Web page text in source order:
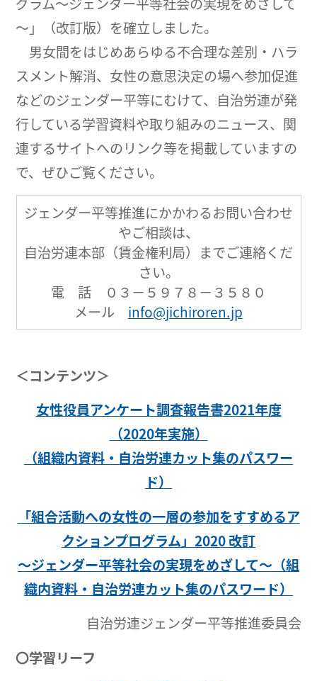
～」（改訂版）を確立しました。
男女間をはじめあらゆる不合理な差別・ハラ
スメント解消、女性の意思決定の場へ参加促進
などのジェンダー平等にむけて、自治労連が発
行している学習資料や取り組みのニュース、関
連するサイトへのリンク等を掲載していますの
で、ぜひご覧ください。
ジェンダー平等推進にかかわるお問い合わせ
やご相談は、
自治労連本部（賃金権利局）までご連絡くだ
さい。
電 話 ０３－５９７８－３５８０
メール info@jichiroren.jp
＜コンテンツ＞
女性役員アンケート調査報告書2021年度
（2020年実施）
（組織内資料・自治労連カット集のパスワー
ド）
「組合活動への女性の一層の参加をすすめるア
クションプログラム」2020 改訂
～ジェンダー平等社会の実現をめざして～（組
織内資料・自治労連カット集のパスワード）
自治労連ジェンダー平等推進委員会
〇学習リーフ